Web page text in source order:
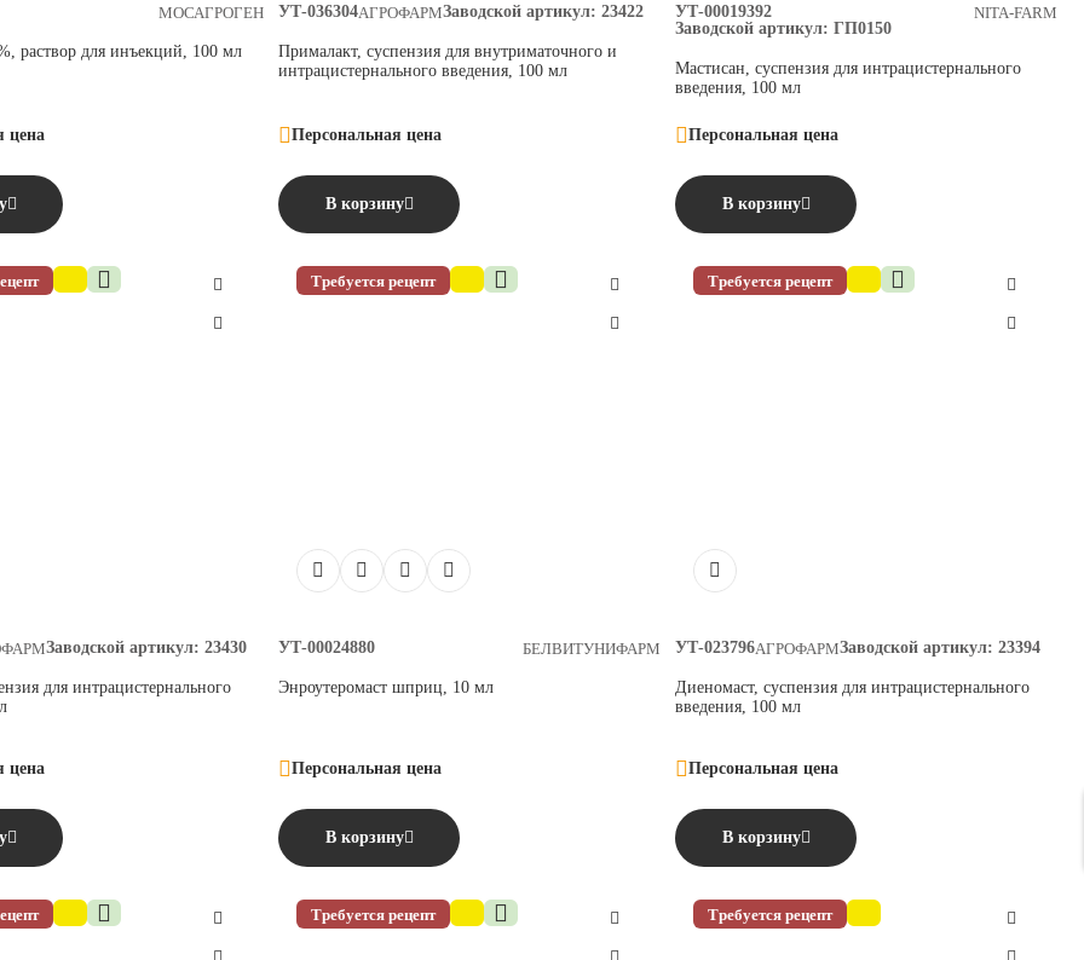
МОСАГРОГЕН
раствор для инъекций, 100 мл
цена
УТ-036304 Заводской артикул: 23422
АГРОФАРМ
Прималакт, суспензия для внутриматочного и
интрацистернального введения, 100 мл
Персональная цена
В корзину
УТ-00019392
Заводской артикул: ГП0150
NITA-FARM
Мастисан, суспензия для интрацистернального
введения, 100 мл
Персональная цена
В корзину
Заводской артикул: 23430
для интрацистернального
цена
Требуется рецепт
УТ-00024880 БЕЛВИТУНИФАРМ
Энроутеромаст шприц, 10 мл
Персональная цена
В корзину
Требуется рецепт
УТ-023796 Заводской артикул: 23394
АГРОФАРМ
Диеномаст, суспензия для интрацистернального
введения, 100 мл
Персональная цена
В корзину
Требуется рецепт Требуется рецепт